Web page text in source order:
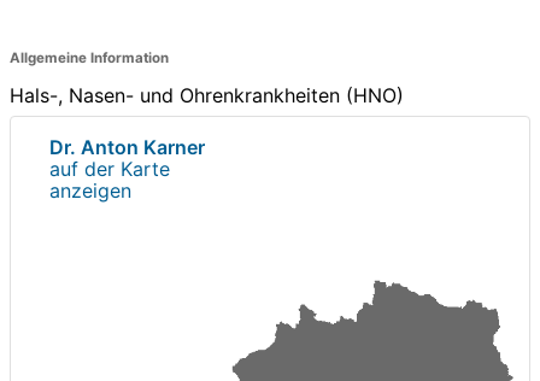
Allgemeine Information
Hals-, Nasen- und Ohrenkrankheiten (HNO)
Dr. Anton Karner
auf der Karte
anzeigen